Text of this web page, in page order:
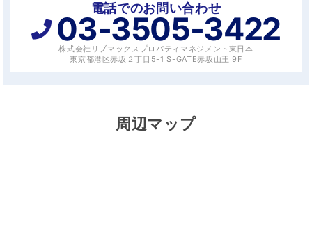
電話でのお問い合わせ
03-3505-3422
株式会社リブマックスプロパティマネジメント東日本
東京都港区赤坂２丁目5-1 S-GATE赤坂山王 9F
周辺マップ